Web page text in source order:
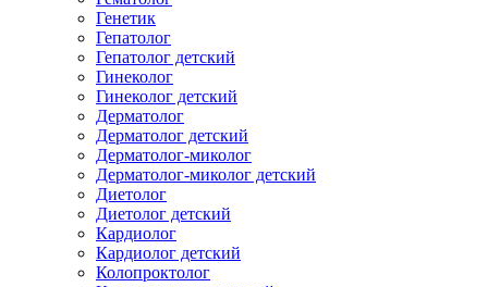
Генетик
Гепатолог
Гепатолог детский
Гинеколог
Гинеколог детский
Дерматолог
Дерматолог детский
Дерматолог-миколог
Дерматолог-миколог детский
Диетолог
Диетолог детский
Кардиолог
Кардиолог детский
Колопроктолог